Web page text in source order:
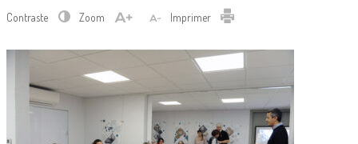
Contraste Zoom Imprimer